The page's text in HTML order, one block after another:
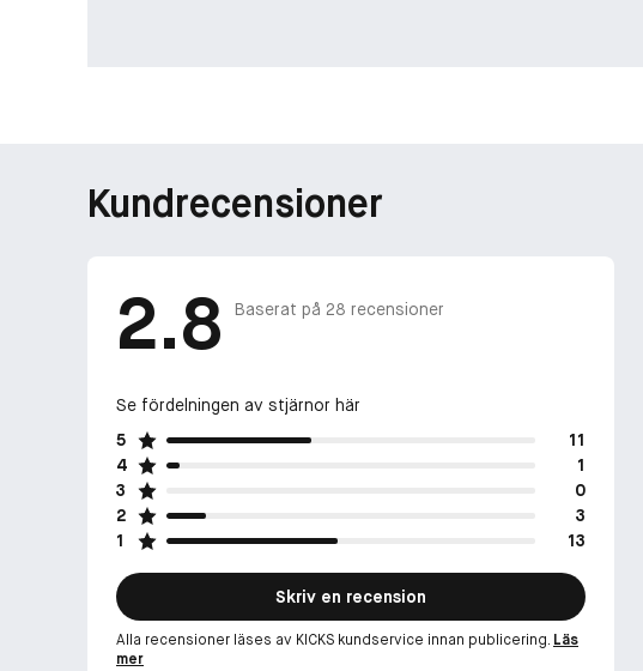
Kundrecensioner
2.8 Baserat på 28 recensioner
Se fördelningen av stjärnor här
5
11
4
1
3
0
2
3
1
13
Skriv en recension
Alla recensioner läses av KICKS kundservice innan publicering. Läs
mer